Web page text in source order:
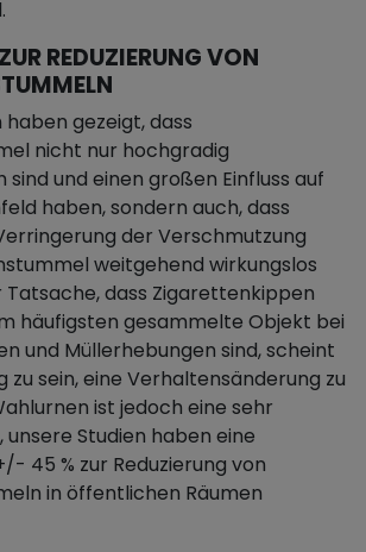
REDUZIERUNG VON
gezeigt, dass
nicht nur hochgradig
und einen großen Einfluss auf
haben, sondern auch, dass
der Verschmutzung
weitgehend wirkungslos
dass Zigarettenkippen
häufigsten gesammelte Objekt bei
und Müllerhebungen sind, scheint
zu sein, eine Verhaltensänderung zu
ist jedoch eine sehr
unsere Studien haben eine
45 % zur Reduzierung von
in öffentlichen Räumen